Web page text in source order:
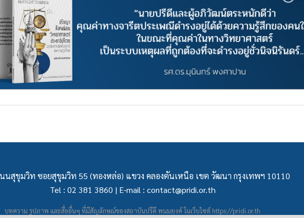
นสุขุมวิท ซอยสุขุมวิท 55 (ทองหล่อ) แขวง คลองตันเหนือ เขต วัฒนา กรุงเทพฯ 10110
Tel : 02 381 3860 | E-mail : contact@pridi.or.th
บทความ รูปภาพ และสื่ออื่นๆ ที่มีสัญลักษณ์ของสถาบันปรีดี พนมยงค์ ในเว็บไซต์ https://pridi.or.th